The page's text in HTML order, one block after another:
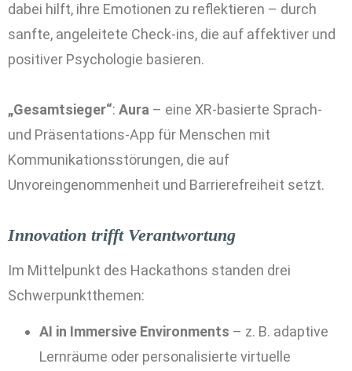
dabei hilft, ihre Emotionen zu reflektieren – durch
sanfte, angeleitete Check-ins, die auf affektiver und
positiver Psychologie basieren.
„Gesamtsieger“: Aura – eine XR-basierte Sprach-
und Präsentations-App für Menschen mit
Kommunikationsstörungen, die auf
Unvoreingenommenheit und Barrierefreiheit setzt.
Innovation trifft Verantwortung
Im Mittelpunkt des Hackathons standen drei
Schwerpunktthemen:
AI in Immersive Environments – z. B. adaptive
Lernräume oder personalisierte virtuelle